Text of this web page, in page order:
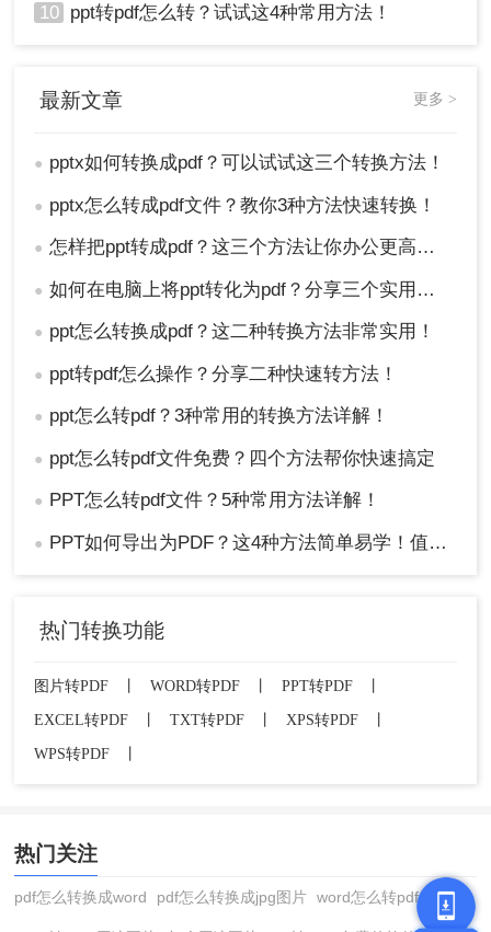
10 ppt转pdf怎么转？试试这4种常用方法！
最新文章 更多 >
● pptx如何转换成pdf？可以试试这三个转换方法！
● pptx怎么转成pdf文件？教你3种方法快速转换！
● 怎样把ppt转成pdf？这三个方法让你办公更高效！
● 如何在电脑上将ppt转化为pdf？分享三个实用且易学的转换方法！
● ppt怎么转换成pdf？这二种转换方法非常实用！
● ppt转pdf怎么操作？分享二种快速转方法！
● ppt怎么转pdf？3种常用的转换方法详解！
● ppt怎么转pdf文件免费？四个方法帮你快速搞定
● PPT怎么转pdf文件？5种常用方法详解！
● PPT如何导出为PDF？这4种方法简单易学！值得收藏！
热门转换功能
图片转PDF WORD转PDF PPT转PDF
EXCEL转PDF
TXT转PDF XPS转PDF
WPS转PDF
热门关注
pdf怎么转换成word pdf怎么转换成jpg图片 word怎么转pdf